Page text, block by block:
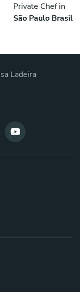
Private Chef in
São Paulo Brasil
Ladeira